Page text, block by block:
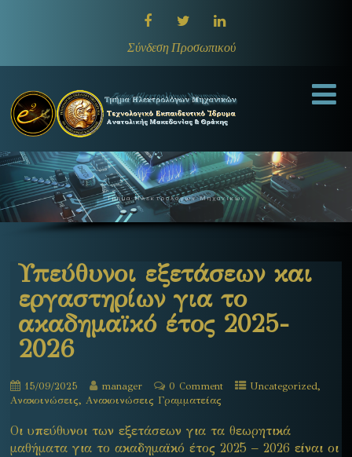
Σύνδεση Προσωπικού
Τμήμα Ηλεκτρολόγων Μηχανικών
Υπεύθυνοι εξετάσεων και
εργαστηρίων για το
ακαδημαϊκό έτος 2025-
2026
15/09/2025 manager 0 Comment Uncategorized,
Ανακοινώσεις,Ανακοινώσεις Γραμματείας
Οι υπεύθυνοι των εξετάσεων για τα θεωρητικά
μαθήματα για το ακαδημαϊκό έτος 2025 – 2026 είναι οι